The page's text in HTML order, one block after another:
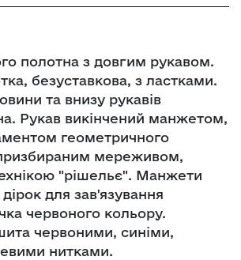
полотна з довгим рукавом.
безуставкова, з ластками.
та внизу рукавів
Рукав викінчений манжетом,
геометричного
мереживом,
"рішельє". Манжети
для зав'язування
червоного кольору.
червоними, синіми,
нитками.